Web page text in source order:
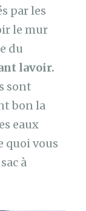
par les
le mur
du
lavoir.
sont
bon la
eaux
quoi vous
à